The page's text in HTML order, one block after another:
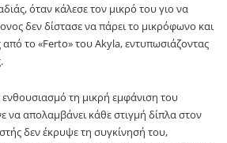
όταν κάλεσε τον μικρό του γιο να
δεν δίστασε να πάρει το μικρόφωνο και
από το «Ferto» τουAkyla, εντυπωσιάζοντας
τη μικρή εμφάνιση του
να απολαμβάνει κάθε στιγμή δίπλα στον
δεν έκρυψε τη συγκίνησή του,